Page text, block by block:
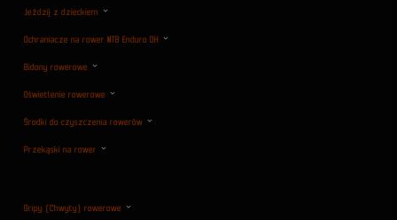
Jeździj z dzieckiem
Ochraniacze na rower MTB Enduro DH
Bidony rowerowe
Oświetlenie rowerowe
Środki do czyszczenia rowerów
Przekąski na rower
Gripy (Chwyty) rowerowe